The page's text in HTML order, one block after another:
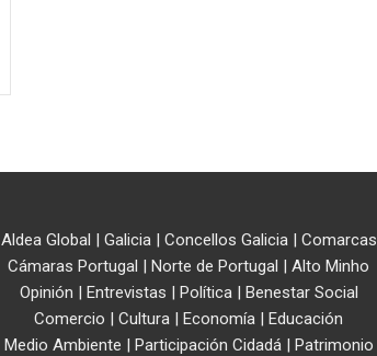
Aldea Global | Galicia| Concellos Galicia| Comarcas
Cámaras Portugal | Norte de Portugal | Alto Minho
Opinión | Entrevistas | Política| Benestar Social
Comercio | Cultura | Economía | Educación
Medio Ambiente | Participación Cidadá| Patrimonio